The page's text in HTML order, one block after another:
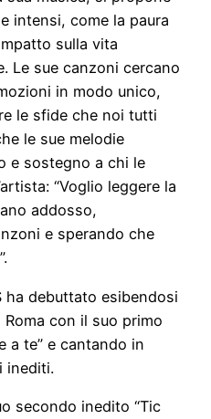
intensi, come la paura
sulla vita
Le sue canzoni cercano
in modo unico,
le sfide che noi tutti
le sue melodie
e sostegno a chi le
“Voglio leggere la
addosso,
e sperando che
ha debuttato esibendosi
Roma con il suo primo
a te” e cantando in
inediti.
secondo inedito “Tic